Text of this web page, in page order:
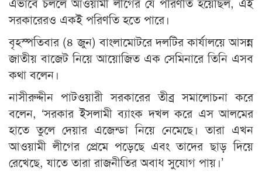
সরকারেরও একই পরিণতি হতে পারে।
বৃহস্পতিবার (৪ জুন) বাংলামোটরে দলটির কার্যালয়ে আসন্ন
জাতীয় বাজেট নিয়ে আয়োজিত এক সেমিনারে তিনি এসব
কথা বলেন।
নাসীরুদ্দীন পাটওয়ারী সরকারের তীব্র সমালোচনা করে
বলেন, ‘সরকার ইসলামী ব্যাংক দখল করে এস আলমের
হাতে তুলে দেয়ার এজেন্ডা নিয়ে নেমেছে। তারা এখন
আওয়ামী লীগের প্রেমে পড়েছে এবং তাদের ছাড় দিয়ে
রেখেছে, যাতে তারা রাজনীতির অবাধ সুযোগ পায়।’